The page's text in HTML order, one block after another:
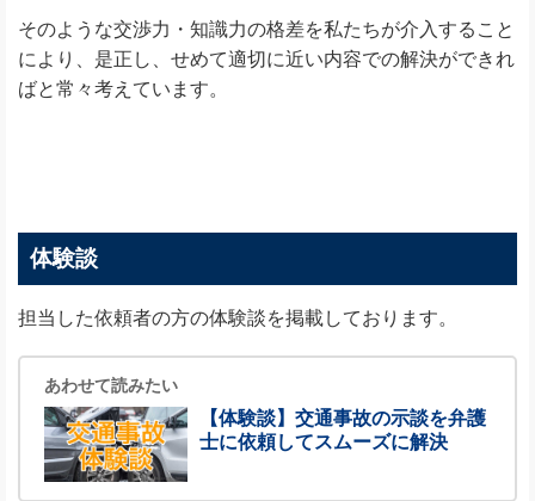
そのような交渉力・知識力の格差を私たちが介入すること
により、是正し、せめて適切に近い内容での解決ができれ
ばと常々考えています。
体験談
担当した依頼者の方の体験談を掲載しております。
あわせて読みたい
【体験談】交通事故の示談を弁護
士に依頼してスムーズに解決